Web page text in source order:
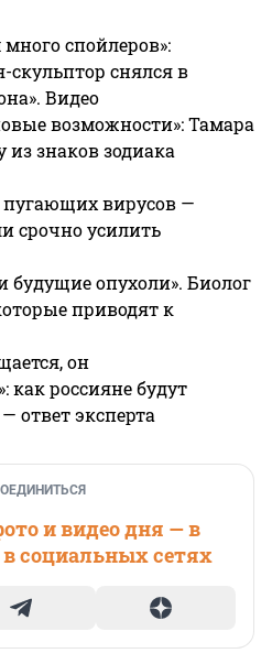
спойлеров»:
скульптор снялся в
Видео
возможности»: Тамара
из знаков зодиака
пугающих вирусов —
срочно усилить
будущие опухоли». Биолог
приводят к
он
как россияне будут
ответ эксперта
и видео дня — в
социальных сетях